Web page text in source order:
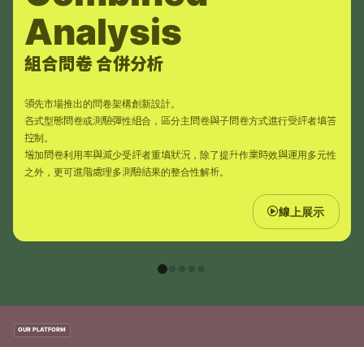
Analysis
組合問卷 合併分析
領先市場推出的問卷架構創新設計。
各式型態問卷或測驗彈性組合，區分主問卷與子問卷方式進行受評者填答
控制。
增加問卷利用率與減少受評者重填狀況，除了提升作業時效與運用多元性
之外，更可進階處理多測驗結果的整合性解析。
線上展示
OUR PLATFORM